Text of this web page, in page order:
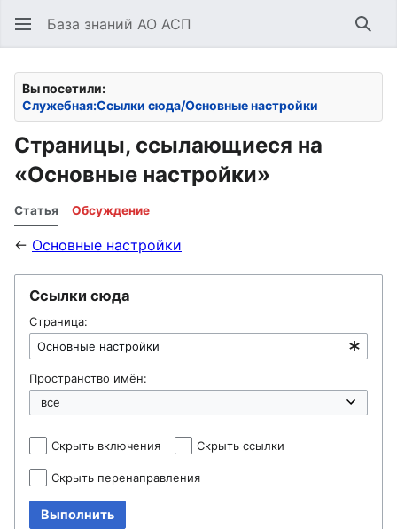
База знаний АО АСП
Вы посетили:
Служебная:Ссылки сюда/Основные настройки
Страницы, ссылающиеся на
«Основные настройки»
Статья Обсуждение
← Основные настройки
Ссылки сюда
Страница:
Пространство имён:
Скрыть включения Скрыть ссылки
Скрыть перенаправления
Выполнить